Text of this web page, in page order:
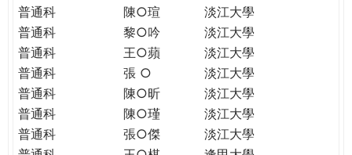
普通科
陳○瑄
淡江大學
普通科
黎○吟
淡江大學
普通科
王○蘋
淡江大學
普通科
張 ○
淡江大學
普通科
陳○昕
淡江大學
普通科
陳○瑾
淡江大學
普通科
張○傑
淡江大學